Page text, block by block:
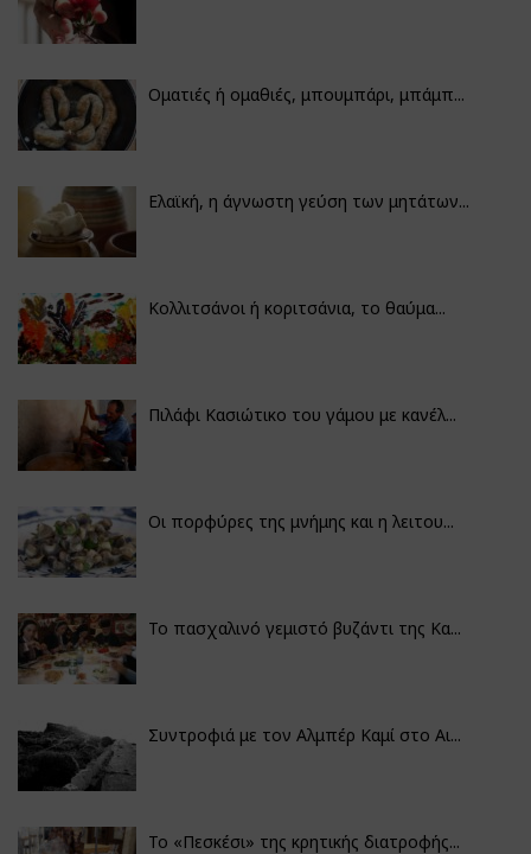
Οματιές ή ομαθιές, μπουμπάρι, μπάμπ...
Ελαϊκή, η άγνωστη γεύση των μητάτων...
Κολλιτσάνοι ή κοριτσάνια, το θαύμα...
Πιλάφι Κασιώτικο του γάμου με κανέλ...
Οι πορφύρες της μνήμης και η λειτου...
Το πασχαλινό γεμιστό βυζάντι της Κα...
Συντροφιά με τον Αλμπέρ Καμί στο Αι...
Το «Πεσκέσι» της κρητικής διατροφής...